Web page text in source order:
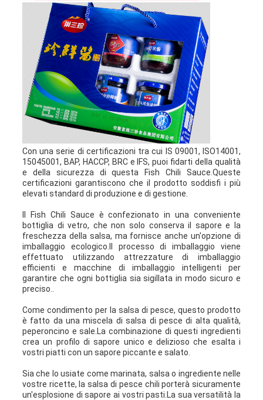
Con una serie di certificazioni tra cui IS 09001, ISO14001,
15045001, BAP, HACCP, BRC e IFS, puoi fidarti della qualità
e della sicurezza di questa Fish Chili Sauce.Queste
certificazioni garantiscono che il prodotto soddisfi i più
elevati standard di produzione e di gestione.
Il Fish Chili Sauce è confezionato in una conveniente
bottiglia di vetro, che non solo conserva il sapore e la
freschezza della salsa, ma fornisce anche un'opzione di
imballaggio ecologico.Il processo di imballaggio viene
effettuato utilizzando attrezzature di imballaggio
efficienti e macchine di imballaggio intelligenti per
garantire che ogni bottiglia sia sigillata in modo sicuro e
preciso..
Come condimento per la salsa di pesce, questo prodotto
è fatto da una miscela di salsa di pesce di alta qualità,
peperoncino e sale.La combinazione di questi ingredienti
crea un profilo di sapore unico e delizioso che esalta i
vostri piatti con un sapore piccante e salato.
Sia che lo usiate come marinata, salsa o ingrediente nelle
vostre ricette, la salsa di pesce chili porterà sicuramente
un'esplosione di sapore ai vostri pasti.La sua versatilità la